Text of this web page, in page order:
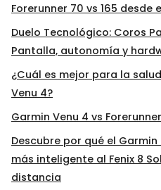
Forerunner 70 vs 165 desde
Duelo Tecnológico: Coros
Pantalla, autonomía y
¿Cuál es mejor para la
Venu 4?
Garmin Venu 4 vs
Descubre por qué el
más inteligente al Fenix 8
distancia